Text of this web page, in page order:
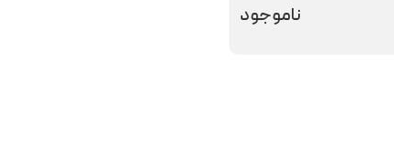
ناموجود